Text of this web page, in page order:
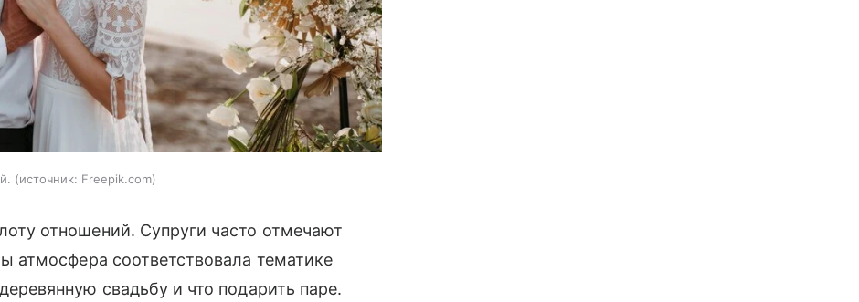
источник: Freepik.com
отношений. Супруги часто отмечают
атмосфера соответствовала тематике
свадьбу и что подарить паре.